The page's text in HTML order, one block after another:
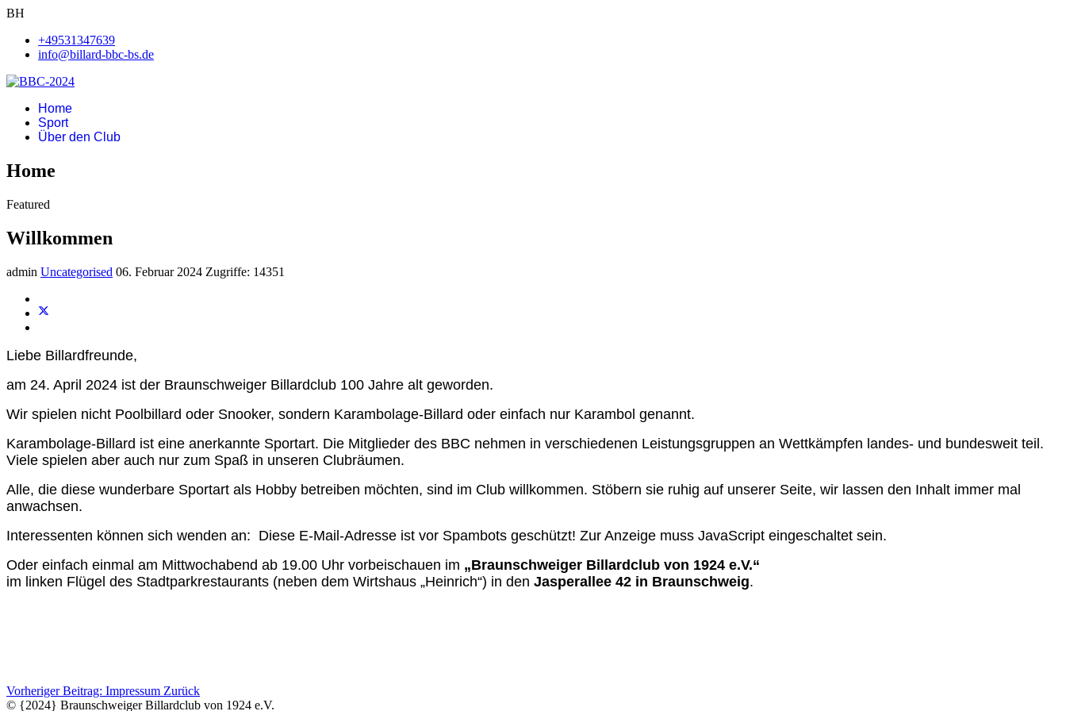
BH
+49531347639
info@billard-bbc-bs.de
Home
Sport
Über den Club
Home
Featured
Willkommen
admin Uncategorised 06. Februar 2024 Zugriffe: 14351
Liebe Billardfreunde,
am 24. April 2024 ist der Braunschweiger Billardclub 100 Jahre alt geworden.
Wir spielen nicht Poolbillard oder Snooker, sondern Karambolage-Billard oder einfach nur Karambol genannt.
Karambolage-Billard ist eine anerkannte Sportart. Die Mitglieder des BBC nehmen in verschiedenen Leistungsgruppen an Wettkämpfen landes- und bundesweit teil.
Viele spielen aber auch nur zum Spaß in unseren Clubräumen.
Alle, die diese wunderbare Sportart als Hobby betreiben möchten, sind im Club willkommen. Stöbern sie ruhig auf unserer Seite, wir lassen den Inhalt immer mal
anwachsen.
Interessenten können sich wenden an: Diese E-Mail-Adresse ist vor Spambots geschützt! Zur Anzeige muss JavaScript eingeschaltet sein.
Oder einfach einmal am Mittwochabend ab 19.00 Uhr vorbeischauen im „Braunschweiger Billardclub von 1924 e.V.“
im linken Flügel des Stadtparkrestaurants (neben dem Wirtshaus „Heinrich“) in den Jasperallee 42 in Braunschweig.
Vorheriger Beitrag: Impressum Zurück
© {2024} Braunschweiger Billardclub von 1924 e.V.